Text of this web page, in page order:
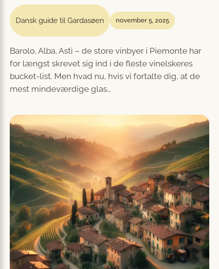
Dansk guide til Gardasøen november 5, 2025
Barolo, Alba, Asti – de store vinbyer i Piemonte har
for længst skrevet sig ind i de fleste vinelskeres
bucket-list. Men hvad nu, hvis vi fortalte dig, at de
mest mindeværdige glas…